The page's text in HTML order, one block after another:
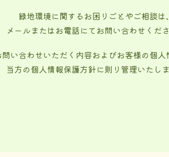
緑地環境に関するお困りごとやご相談は、
メールまたはお電話にてお問い合わせくださ
問い合わせいただく内容およびお客様の個人
当方の個人情報保護方針に則り管理いたしま